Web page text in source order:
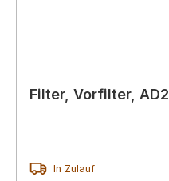
Filter, Vorfilter,
In Zulauf